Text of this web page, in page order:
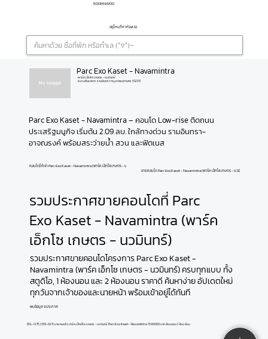
ROOMNAYOO
อยู่ไหนก็หาห้องเจอ
Parc Exo Kaset - Navamintra
พาร์ค เอ็กโซ เกษตร - นวมินทร์
แขวงคันนายาว รามอินทรา กรุงเทพมหานคร 10230
Parc Exo Kaset - Navamintra – คอนโด Low-rise ติดถนน
ประเสริฐมนูกิจ เริ่มต้น 2.09 ลบ. ใกล้ทางด่วน รามอินทรา-
อาจณรงค์ พร้อมสระว่ายน้ำ สวน และฟิตเนส
คอนโดให้เช่า Parc Exo Kaset - Navamintra (พาร์ค เอ็กโซ เกษตร - นวมินทร์)
ขายคอนโด Parc Exo Kaset - Navamintra (พาร์ค เอ็กโซ เกษตร - นวมินทร์)
รวมประกาศขายคอนโดที่ Parc
Exo Kaset - Navamintra (พาร์ค
เอ็กโซ เกษตร - นวมินทร์)
รวมประกาศขายคอนโดโครงการ Parc Exo Kaset -
Navamintra (พาร์ค เอ็กโซ เกษตร - นวมินทร์) ครบทุกแบบ ทั้ง
สตูดิโอ, 1 ห้องนอน และ 2 ห้องนอน ราคาดี ค้นหาง่าย อัปเดตใหม่
ทุกวันจากเจ้าของและนายหน้า พร้อมเข้าอยู่ได้ทันที
พบข้อมูล 9 ประกาศ
DSL-1275 (365-027) ขาย คอนโด ปาร์ค เอ็กซ์โอ เกษตร - นวมินทร์ Parc Exo Kaset - Navamintra 1590000 บาท ห้องนอน 1 ห้อง ห้อง